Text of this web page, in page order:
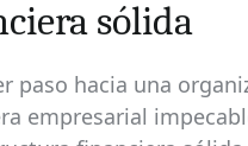
sólida
paso hacia una
empresarial